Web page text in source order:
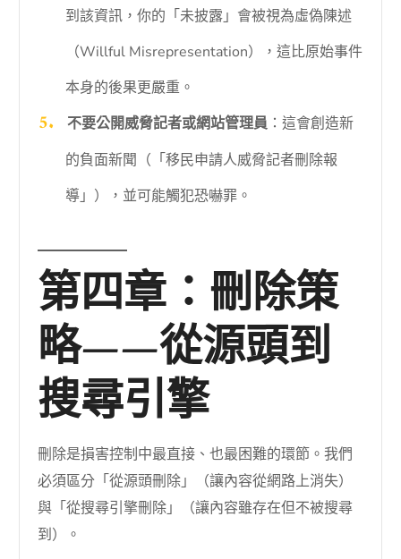
到該資訊，你的「未披露」會被視為虛偽陳述
（Willful Misrepresentation），這比原始事件
本身的後果更嚴重。
不要公開威脅記者或網站管理員：這會創造新
的負面新聞（「移民申請人威脅記者刪除報
導」），並可能觸犯恐嚇罪。
第四章：刪除策
略——從源頭到
搜尋引擎
刪除是損害控制中最直接、也最困難的環節。我們
必須區分「從源頭刪除」（讓內容從網路上消失）
與「從搜尋引擎刪除」（讓內容雖存在但不被搜尋
到）。